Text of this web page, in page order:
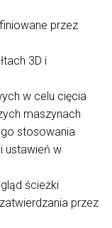
przez
3D i
w celu cięcia
maszynach
stosowania
ustawień w
ścieżki
przez